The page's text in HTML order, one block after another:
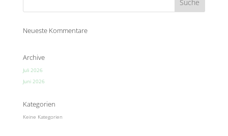
Neueste Kommentare
Archive
Juli 2026
Juni 2026
Kategorien
Keine Kategorien